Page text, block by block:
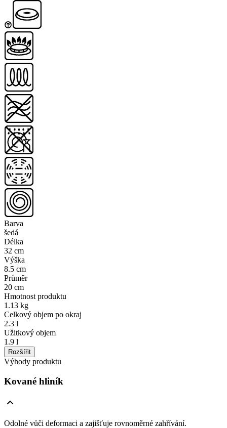
Barva
šedá
Délka
32 cm
Výška
8.5 cm
Průměr
20 cm
Hmotnost produktu
1.13 kg
Celkový objem po okraj
2.3 l
Užitkový objem
1.9 l
Rozšířit
Výhody produktu
Kované hliník
Odolné vůči deformaci a zajišťuje rovnoměrné zahřívání.